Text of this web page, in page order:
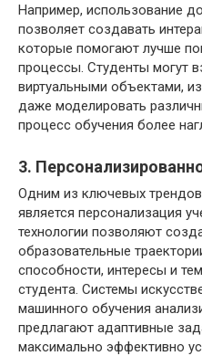
Например, использование
позволяет создавать
которые помогают лучше
процессы. Студенты могут
виртуальными объектами,
даже моделировать
процесс обучения более
3.
Одним из ключевых
является персонализация
технологии позволяют
образовательные
способности, интересы и
студента. Системы
машинного обучения
предлагают адаптивные
максимально эффективно